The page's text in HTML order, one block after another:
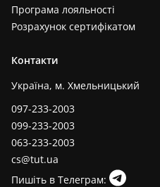
Програма лояльності
Розрахунок сертифікатом
Контакти
Україна, м. Хмельницький
097-233-2003
099-233-2003
063-233-2003
cs@tut.ua
Пишіть в Телеграм: